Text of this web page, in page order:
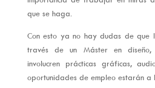
que se haga.
Con esto ya no hay dudas de que
través de un Máster en diseño,
involucren prácticas gráficas,
oportunidades de empleo estarán a